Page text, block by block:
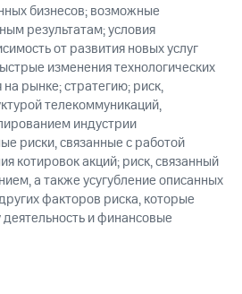
бизнесов; возможные
результатам; условия
от развития новых услуг
изменения технологических
рынке; стратегию; риск,
телекоммуникаций,
индустрии
риски, связанные с работой
котировок акций; риск, связанный
а также усугубление описанных
факторов риска, которые
и финансовые